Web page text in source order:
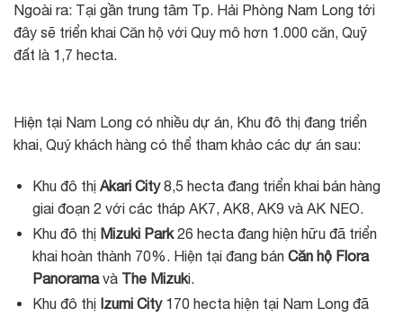
Ngoài ra: Tại gần trung tâm Tp. Hải Phòng Nam Long tới
đây sẽ triển khai Căn hộ với Quy mô hơn 1.000 căn, Quỹ
đất là 1,7 hecta.
Hiện tại Nam Long có nhiều dự án, Khu đô thị đang triển
khai, Quý khách hàng có thể tham khảo các dự án sau:
Khu đô thị Akari City8,5 hecta đang triển khai bán hàng
giai đoạn 2 với các tháp AK7, AK8, AK9 và AK NEO.
Khu đô thị Mizuki Park26 hecta đang hiện hữu đã triển
khai hoàn thành 70%. Hiện tại đang bán Căn hộ Flora
Panoramavà The Mizuki.
Khu đô thị Izumi City170 hecta hiện tại Nam Long đã